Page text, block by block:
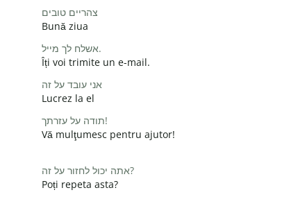
צהריים טובים
Bună ziua
אשלח לך מייל.
Îți voi trimite un e-mail.
אני עובד על זה
Lucrez la el
תודה על עזרתך!
Vă mulţumesc pentru ajutor!
אתה יכול לחזור על זה?
Poți repeta asta?